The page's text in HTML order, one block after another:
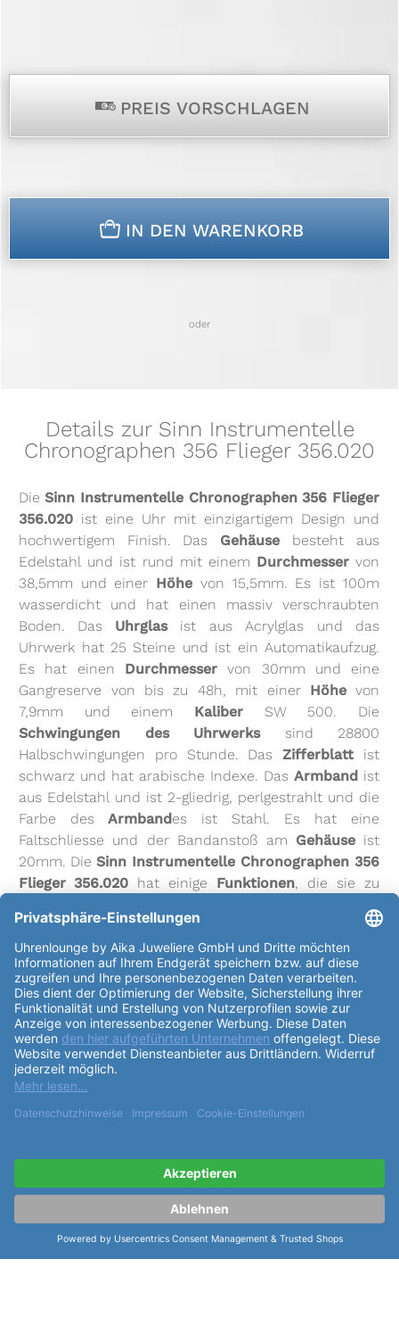
p PREIS VORSCHLAGEN
n IN DEN WARENKORB
oder
Details zur Sinn Instrumentelle
Chronographen 356 Flieger 356.020
DieSinn Instrumentelle Chronographen 356 Flieger
356.020 ist eine Uhr mit einzigartigem Design und
hochwertigem Finish. Das Gehäuse besteht aus
Edelstahl und ist rund mit einem Durchmesser von
38,5mm und einer Höhe von 15,5mm. Es ist 100m
wasserdicht und hat einen massiv verschraubten
Boden. Das Uhrglasist aus Acrylglas und das
Uhrwerk hat 25 Steine und ist ein Automatikaufzug.
Es hat einen Durchmesser von 30mm und eine
Gangreserve von bis zu 48h, mit einer Höhe von
7,9mm und einem Kaliber SW 500. Die
Schwingungen des Uhrwerkssind 28800
Halbschwingungen pro Stunde. DasZifferblatt ist
schwarz und hat arabische Indexe. DasArmband ist
aus Edelstahl und ist 2-gliedrig, perlgestrahlt und die
Farbe desArmbandes ist Stahl. Es hat eine
Faltschliesse und der Bandanstoß am Gehäuse ist
20mm. DieSinn Instrumentelle Chronographen 356
Flieger 356.020 hat einige Funktionen, die sie zu
Magnetisch, kleine Sekunde, Chronograph,
Wochentagsanzeige, Datumsanzeige, verschraubte
Krone, Leuchtzeiger, Sekundenstopp, Leuchtindizes
und vieles mehr. Sinn ist ein deutsches
Unternehmen, das seit 1961 Uhren herstellt. Sie sind
bekannt für ihre hochwertigen und innovativen
Uhren, die den höchsten Ansprüchen gerecht
werden. Ihre Uhren werden unter extremen
Bedingungen getestet, um sicherzustellen, dass sie
bei jedem Einsatz zuverlässig sind. Sie sind auch
Uhren einzigartigeFunktionen verleihen. DieSinn
Instrumentelle Chronographen 356 Flieger 356.020
Uhr ist eine hochwertige Uhr, die viele einzigartige
Funktionenbietet. Ihr Design ist einzigartig und sie
ist aus robustem Edelstahl gefertigt. Dank ihrer 100m